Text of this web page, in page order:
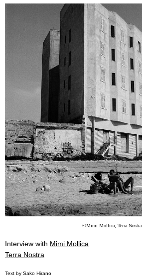
©Mimi Mollica, Terra Nostra
Interview with Mimi Mollica
Terra Nostra
Text by Sako Hirano